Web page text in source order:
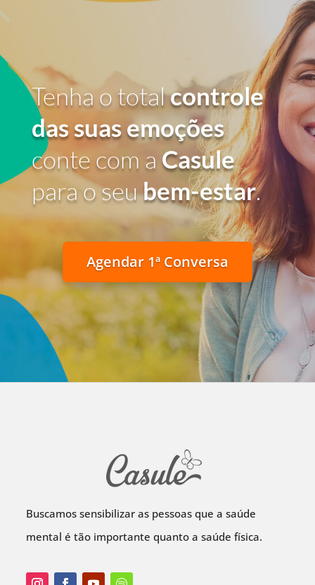
Tenha o totalcontrole
das suas emoções
conte com a Casule
para o seubem-estar.
Agendar 1ª Conversa
Buscamos sensibilizar as pessoas que a saúde
mental é tão importante quanto a saúde física.